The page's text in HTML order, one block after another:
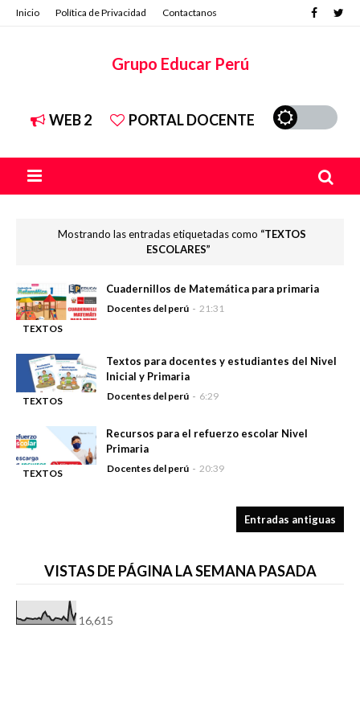
Inicio Política de Privacidad Contactanos
Grupo Educar Perú
WEB 2 PORTAL DOCENTE
Mostrando las entradas etiquetadas como
TEXTOS
ESCOLARES
TEXTOS
Cuadernillos de Matemática para primaria
Docentes del perú 21:31
TEXTOS
Textos para docentes y estudiantes del Nivel
Inicial y Primaria
Docentes del perú 6:29
TEXTOS
Recursos para el refuerzo escolar Nivel
Primaria
Docentes del perú 20:39
Entradas antiguas
VISTAS DE PÁGINA LA SEMANA PASADA
16,615